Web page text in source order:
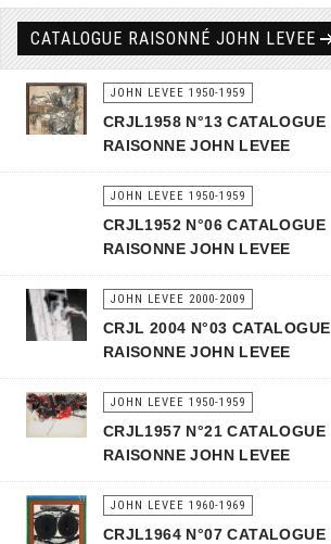
CATALOGUE RAISONNÉ JOHN LEVEE
JOHN LEVEE 1950-1959
CRJL1958 N°13 CATALOGUE
RAISONNE JOHN LEVEE
JOHN LEVEE 1950-1959
CRJL1952 N°06 CATALOGUE
RAISONNE JOHN LEVEE
JOHN LEVEE 2000-2009
CRJL 2004 N°03 CATALOGUE
RAISONNE JOHN LEVEE
JOHN LEVEE 1950-1959
CRJL1957 N°21 CATALOGUE
RAISONNE JOHN LEVEE
JOHN LEVEE 1960-1969
CRJL1964 N°07 CATALOGUE